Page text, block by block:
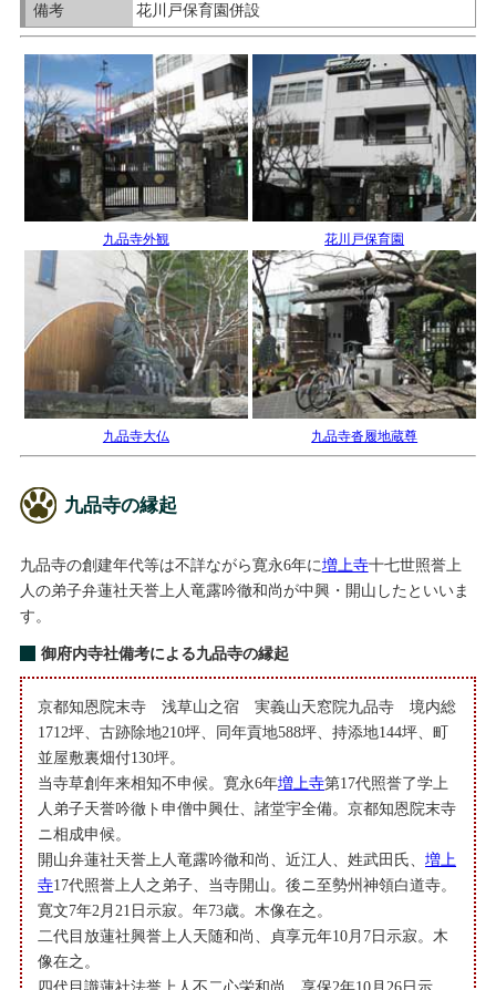
備考
花川戸保育園併設
九品寺外観 花川戸保育園
九品寺大仏 九品寺沓履地蔵尊
九品寺の縁起
九品寺の創建年代等は不詳ながら寛永6年に増上寺十七世照誉上
人の弟子弁蓮社天誉上人竜露吟徹和尚が中興・開山したといいま
す。
御府内寺社備考による九品寺の縁起
京都知恩院末寺 浅草山之宿 実義山天窓院九品寺 境内総
1712坪、古跡除地210坪、同年貢地588坪、持添地144坪、町
並屋敷裏畑付130坪。
当寺草創年来相知不申候。寛永6年増上寺第17代照誉了学上
人弟子天誉吟徹ト申僧中興仕、諸堂宇全備。京都知恩院末寺
ニ相成申候。
開山弁蓮社天誉上人竜露吟徹和尚、近江人、姓武田氏、増上
寺17代照誉上人之弟子、当寺開山。後ニ至勢州神領白道寺。
寛文7年2月21日示寂。年73歳。木像在之。
二代目放蓮社興誉上人天随和尚、貞享元年10月7日示寂。木
像在之。